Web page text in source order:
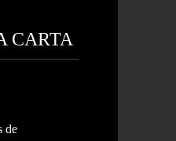
CARTA
de